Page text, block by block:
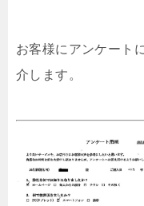
お客様にアンケート
介します。